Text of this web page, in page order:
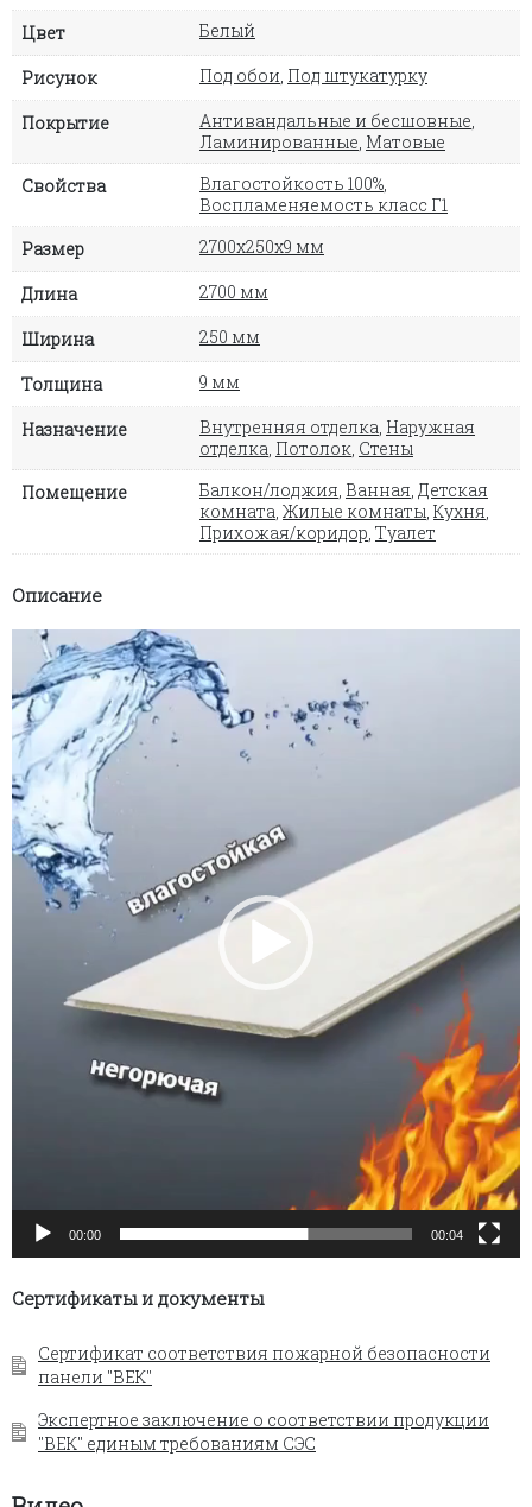
Цвет Белый
Рисунок Под обои Под штукатурку
Покрытие Антивандальные и бесшовные
Ламинированные Матовые
Свойства
Влагостойкость 100%
Воспламеняемость класс Г1
Размер
2700х250х9 мм
Длина 2700 мм
Ширина 250 мм
Толщина 9 мм
Назначение Внутренняя отделка Наружная
отделка Потолок Стены
Помещение
Балкон/лоджия Ванная Детская
комната Жилые комнаты Кухня
Прихожая/коридор Туалет
Описание
Видеоплеер
00:00 00:04
Сертификаты и документы
Сертификат соответствия пожарной безопасности
панели "ВЕК"
Экспертное заключение о соответствии продукции
"ВЕК" единым требованиям СЭС